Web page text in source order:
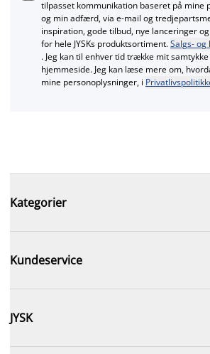
tilpasset kommunikation baseret på mine
og min adfærd, via e‑mail og
inspiration, gode tilbud, nye lanceringer
for hele JYSKs produktsortiment.Salgs-
. Jeg kan til enhver tid trække mit samtykke
hjemmeside. Jeg kan læse mere om,
mine personoplysninger, i
Kategorier
Kundeservice
JYSK